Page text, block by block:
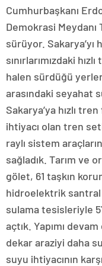
Cumhurbaşkanı
Demokrasi Meydanı
sürüyor. Sakarya’yı
sınırlarımızdaki
halen sürdüğü
arasındaki seyahat
Sakarya’ya hızlı
ihtiyacı olan tren
raylı sistem
sağladık. Tarım ve
gölet, 61 taşkın
hidroelektrik
sulama tesisleriyle
açtık. Yapımı
dekar araziyi daha
suyu ihtiyacının